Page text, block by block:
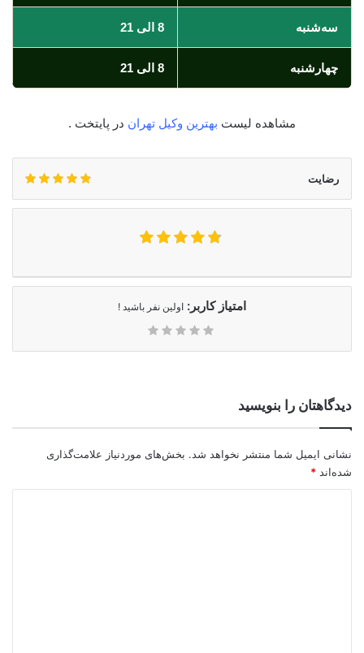
سه‌شنبه 8 الی 21
چهارشنبه 8 الی 21
مشاهده لیست بهترین وکیل تهران در پایتخت .
رضایت
امتیاز کاربر: اولین نفر باشید !
دیدگاهتان را بنویسید
نشانی ایمیل شما منتشر نخواهد شد. بخش‌های موردنیاز علامت‌گذاری
شده‌اند *